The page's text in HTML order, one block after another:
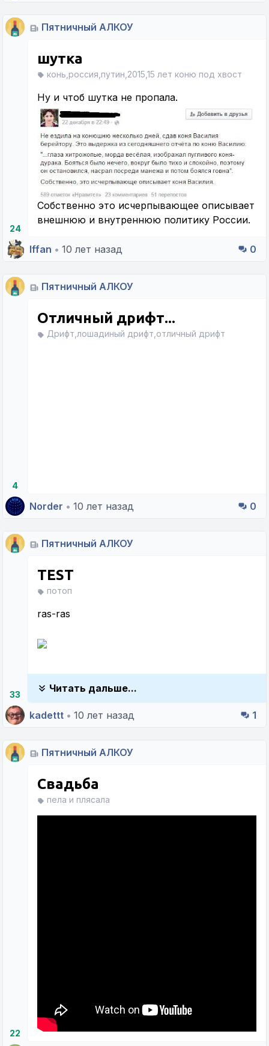
Пятничный АЛКОУ
24
шутка
конь,россия,путин,2015,15 лет коню под хвост
Ну и чтоб шутка не пропала.
Собственно это исчерпывающее описывает
внешнюю и внутреннюю политику России.
Iffan • 10 лет назад 0
Пятничный АЛКОУ
4
Отличный дрифт...
Дрифт,лошадиный дрифт,отличный дрифт
Norder • 10 лет назад 0
Пятничный АЛКОУ
33
TEST
потоп
ras-ras
Читать дальше...
kadettt • 10 лет назад 1
Пятничный АЛКОУ
22
Свадьба
пела и плясала